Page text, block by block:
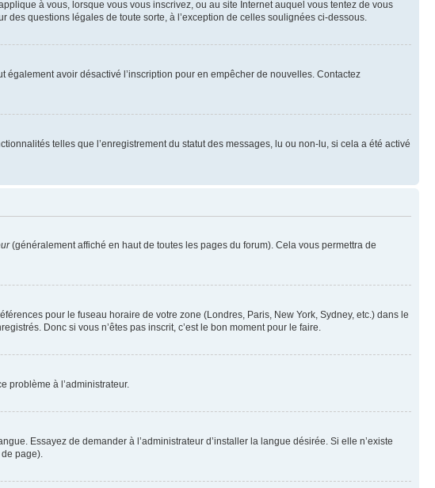
à vous, lorsque vous vous inscrivez, ou au site Internet auquel vous tentez de vous
questions légales de toute sorte, à l’exception de celles soulignées ci-dessous.
également avoir désactivé l’inscription pour en empêcher de nouvelles. Contactez
telles que l’enregistrement du statut des messages, lu ou non-lu, si cela a été activé
(généralement affiché en haut de toutes les pages du forum). Cela vous permettra de
pour le fuseau horaire de votre zone (Londres, Paris, New York, Sydney, etc.) dans le
Donc si vous n’êtes pas inscrit, c’est le bon moment pour le faire.
problème à l’administrateur.
Essayez de demander à l’administrateur d’installer la langue désirée. Si elle n’existe
page).